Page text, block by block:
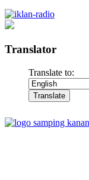
Translator
Translate to: